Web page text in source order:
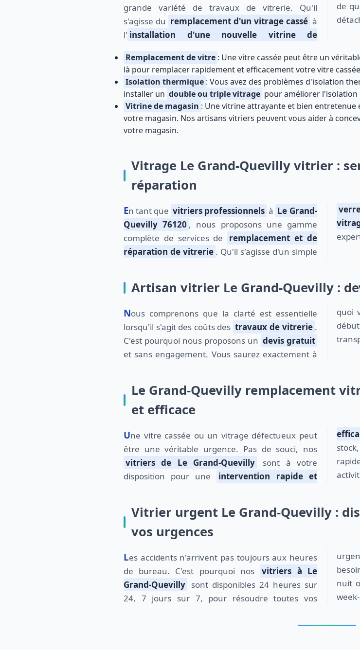
grande variété de travaux de vitrerie. Qu'il
s'agisse du remplacement d'un vitrage cassé à
l' installation d'une nouvelle vitrine de
de
Remplacement de vitre : Une vitre cassée peut être un
là pour remplacer rapidement et efficacement votre vitre
Isolation thermique : Vous avez des problèmes d'isolation
installer un double ou triple vitrage pour améliorer l'isolation
Vitrine de magasin : Une vitrine attrayante et bien
votre magasin. Nos artisans vitriers peuvent vous aider à
votre magasin.
Vitrage Le Grand-Quevilly vitrier :
réparation
En tant que vitriers professionnels à Le Grand-
Quevilly 76120 , nous proposons une gamme
complète de services de
remplacement et de
réparation de vitrerie . Qu'il s'agisse d'un simple
Artisan vitrier Le Grand-Quevilly :
Nous comprenons que la clarté est essentielle
lorsqu'il s'agit des coûts des travaux de vitrerie .
C'est pourquoi nous proposons un devis gratuit
et sans engagement. Vous saurez exactement à
quoi
Le Grand-Quevilly remplacement
et efficace
Une vitre cassée ou un vitrage défectueux peut
être une véritable urgence. Pas de souci, nos
vitriers de Le Grand-Quevilly
sont à votre
disposition pour une
intervention rapide et
Vitrier urgent Le Grand-Quevilly :
vos urgences
Les accidents n'arrivent pas toujours aux heures
de bureau. C'est pourquoi nos
vitriers à Le
Grand-Quevilly sont disponibles 24 heures sur
24, 7 jours sur 7, pour résoudre toutes vos
nuit